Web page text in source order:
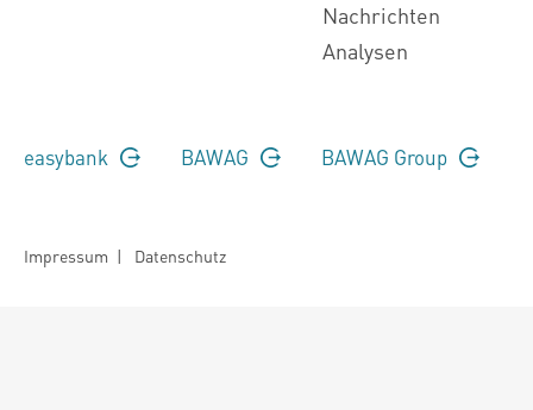
Nachrichten
Analysen
easybank BAWAG BAWAG Group
Impressum | Datenschutz